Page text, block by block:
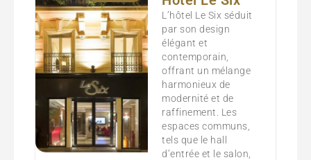
L’hôtel Le Six séduit
par son design
élégant et
contemporain,
offrant un mélange
harmonieux de
modernité et de
raffinement. Les
espaces communs,
tels que le hall
d’entrée et le salon,